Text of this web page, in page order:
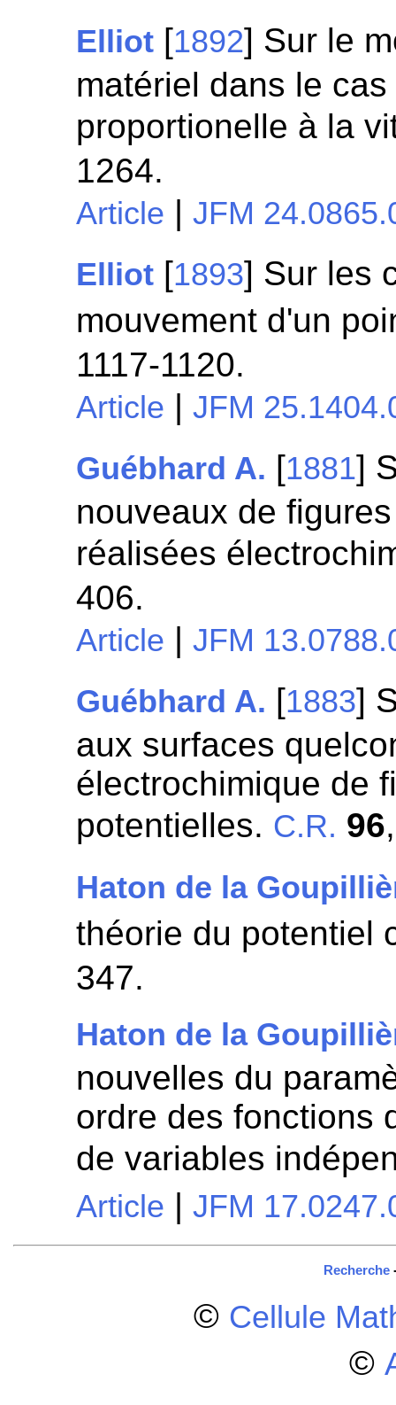
Elliot [1892] Sur le
matériel dans le
proportionelle à la
1264.
Article |JFM
Elliot [1893] Sur les
mouvement d'un
1117-1120.
Article |JFM
Guébhard A. [1881]
nouveaux de
réalisées
406.
Article |JFM
Guébhard A. [1883]
aux surfaces
électrochimique de
potentielles. C.R. 96
Haton de la
théorie du potentiel
347.
Haton de la
nouvelles du
ordre des fonctions
de variables
Article |JFM
Recherche
© Cellule
©